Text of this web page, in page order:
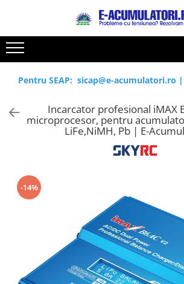
Toate Produsele
Acumulatori, Baterii si Incarcatoare
Uzuale
Baterii alcaline
Baterii litiu
Baterii auditive
Accesorii baterii
Incarcatoare acumulatori
Reduceri de vara
Cabluri
Acumulatori
Prelungitoare
Panouri fotovoltaice
Statii de incarcare EV
UPS
Pentru SEAP: sicap@e-acumulatori.ro |
Incarcator profesional iMAX
microprocesor, pentru
LiFe,NiMH, Pb | E-
-14%